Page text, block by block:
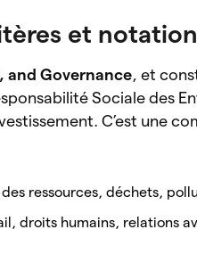
et
and Governance, et
Sociale des
C’est une
ressources, déchets,
droits humains, relations